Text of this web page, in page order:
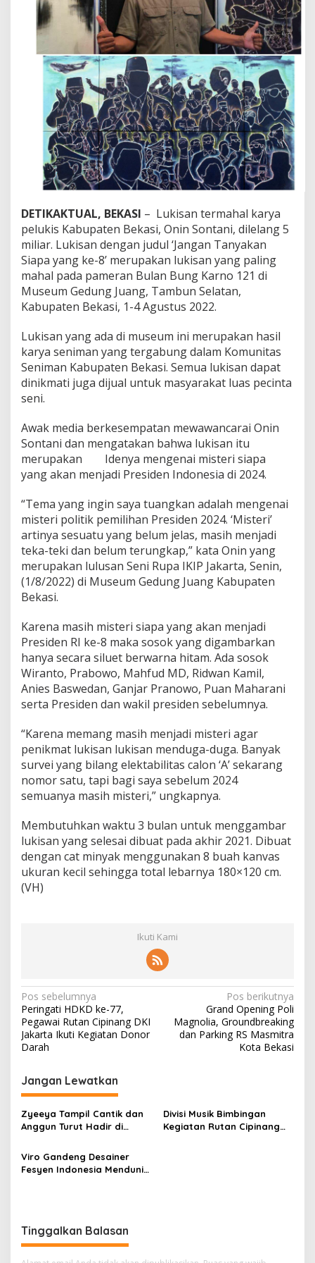
n
y
a
k
a
n
S
i
a
p
a
y
a
n
g
k
-
8
’
D
l
e
l
n
g
5
M
i
r
DETIKAKTUAL, BEKASI – Lukisan termahal karya
pelukis Kabupaten Bekasi, Onin Sontani, dilelang 5
miliar. Lukisan dengan judul ‘Jangan Tanyakan
Siapa yang ke-8’ merupakan lukisan yang paling
mahal pada pameran Bulan Bung Karno 121 di
Museum Gedung Juang, Tambun Selatan,
Kabupaten Bekasi, 1-4 Agustus 2022.
Lukisan yang ada di museum ini merupakan hasil
karya seniman yang tergabung dalam Komunitas
Seniman Kabupaten Bekasi. Semua lukisan dapat
dinikmati juga dijual untuk masyarakat luas pecinta
seni.
Awak media berkesempatan mewawancarai Onin
Sontani dan mengatakan bahwa lukisan itu
merupakan Idenya mengenai misteri siapa
yang akan menjadi Presiden Indonesia di 2024.
“Tema yang ingin saya tuangkan adalah mengenai
misteri politik pemilihan Presiden 2024. ‘Misteri’
artinya sesuatu yang belum jelas, masih menjadi
teka-teki dan belum terungkap,” kata Onin yang
merupakan lulusan Seni Rupa IKIP Jakarta, Senin,
(1/8/2022) di Museum Gedung Juang Kabupaten
Bekasi.
Karena masih misteri siapa yang akan menjadi
Presiden RI ke-8 maka sosok yang digambarkan
hanya secara siluet berwarna hitam. Ada sosok
Wiranto, Prabowo, Mahfud MD, Ridwan Kamil,
Anies Baswedan, Ganjar Pranowo, Puan Maharani
serta Presiden dan wakil presiden sebelumnya.
“Karena memang masih menjadi misteri agar
penikmat lukisan lukisan menduga-duga. Banyak
survei yang bilang elektabilitas calon ‘A’ sekarang
nomor satu, tapi bagi saya sebelum 2024
semuanya masih misteri,” ungkapnya.
Membutuhkan waktu 3 bulan untuk menggambar
lukisan yang selesai dibuat pada akhir 2021. Dibuat
dengan cat minyak menggunakan 8 buah kanvas
ukuran kecil sehingga total lebarnya 180×120 cm.
(VH)
Ikuti Kami
N
a
v
i
g
a
s
i
p
o
Pos sebelumnya
Peringati HDKD ke-77,
Pegawai Rutan Cipinang DKI
Jakarta Ikuti Kegiatan Donor
Darah
Pos berikutnya
Grand Opening Poli
Magnolia, Groundbreaking
dan Parking RS Masmitra
Kota Bekasi
Jangan Lewatkan
Zyeeya Tampil Cantik dan
Anggun Turut Hadir di
Jakarta Selatan 2022
Divisi Musik Bimbingan
Kegiatan Rutan Cipinang
Viro Gandeng Desainer
Fesyen Indonesia Mendunia
Tinggalkan Balasan